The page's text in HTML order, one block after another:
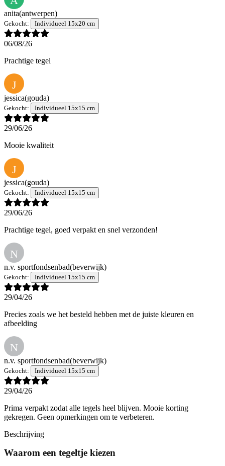
anita(antwerpen)
Gekocht: Individueel 15x20 cm
06/08/26
Prachtige tegel
J
jessica(gouda)
Gekocht: Individueel 15x15 cm
29/06/26
Mooie kwaliteit
J
jessica(gouda)
Gekocht: Individueel 15x15 cm
29/06/26
Prachtige tegel, goed verpakt en snel verzonden!
N
n.v. sportfondsenbad(beverwijk)
Gekocht: Individueel 15x15 cm
29/04/26
Precies zoals we het besteld hebben met de juiste kleuren en
afbeelding
N
n.v. sportfondsenbad(beverwijk)
Gekocht: Individueel 15x15 cm
29/04/26
Prima verpakt zodat alle tegels heel blijven. Mooie korting
gekregen. Geen opmerkingen om te verbeteren.
Beschrijving
Waarom een tegeltje kiezen